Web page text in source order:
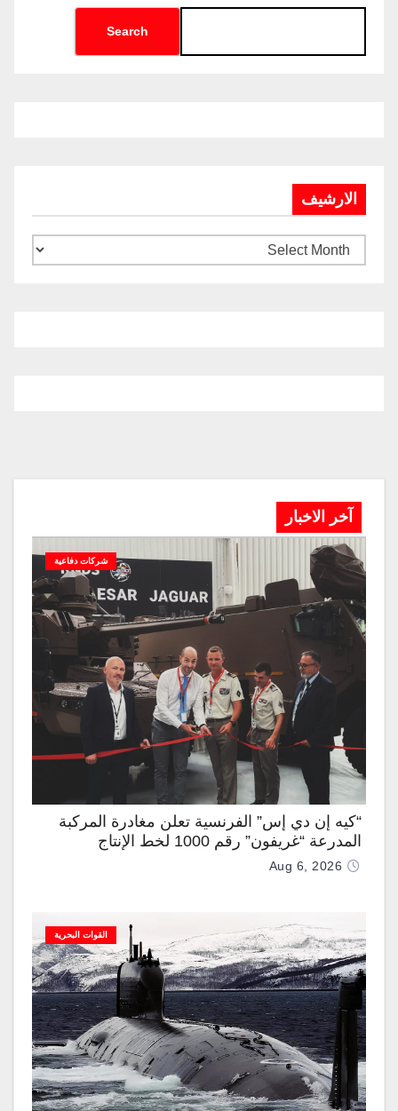
Search
الارشيف
آخر الاخبار
شركات دفاعية
“كيه إن دي إس” الفرنسية تعلن مغادرة المركبة
المدرعة “غريفون” رقم 1000 لخط الإنتاج
Aug 6, 2026
القوات البحرية